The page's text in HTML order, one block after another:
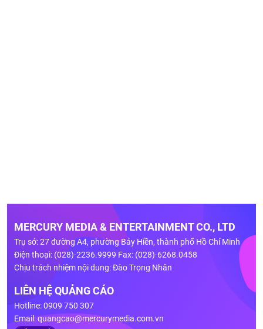
MERCURY MEDIA & ENTERTAINMENT CO., LTD
Trụ sở: 27 đường A4, phường Bảy Hiền, thành phố Hồ Chí Minh
Điện thoại: (028)-2236.9999 Fax: (028)-6268.0458
Chịu trách nhiệm nội dung: Đào Trọng Nhân
LIÊN HỆ QUẢNG CÁO
Hotline: 0909 750 307
Email:quangcao@mercurymedia.com.vn